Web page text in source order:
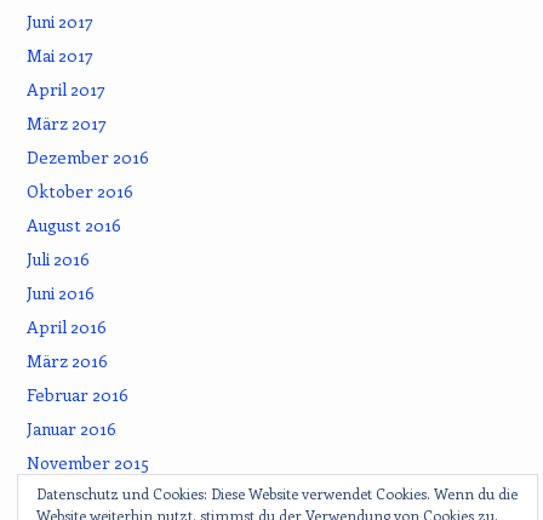
Juni 2017
Mai 2017
April 2017
März 2017
Dezember 2016
Oktober 2016
August 2016
Juli 2016
Juni 2016
April 2016
März 2016
Februar 2016
Januar 2016
November 2015
September 2015
Datenschutz und Cookies: Diese Website verwendet Cookies. Wenn du die
Website weiterhin nutzt, stimmst du der Verwendung von Cookies zu.